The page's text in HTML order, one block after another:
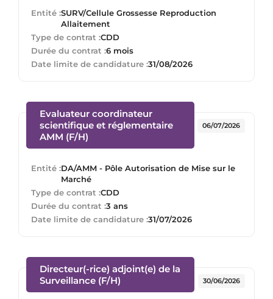
Entité :SURV/Cellule Grossesse Reproduction
Allaitement
Type de contrat :CDD
Durée du contrat :6 mois
Date limite de candidature :31/08/2026
Evaluateur coordinateur
scientifique et réglementaire
AMM (F/H)
Entité :DA/AMM - Pôle Autorisation de Mise sur le
Marché
Type de contrat :CDD
Durée du contrat :3 ans
06/07/2026
Date limite de candidature :31/07/2026
Directeur(-rice) adjoint(e) de la
Surveillance (F/H)
30/06/2026